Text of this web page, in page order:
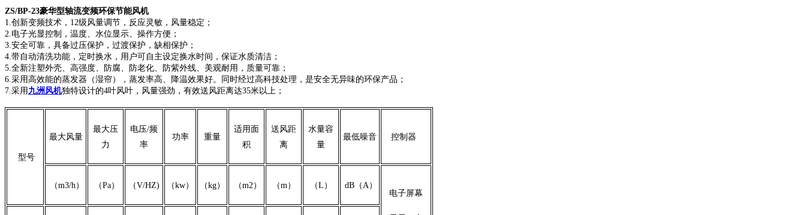
ZS/BP-23豪华型轴流变频环保节能风机
1.创新变频技术，12级风量调节，反应灵敏，风量稳定；
2.电子光显控制，温度、水位显示、操作方便；
3.安全可靠，具备过压保护，过渡保护，缺相保护；
4.带自动清洗功能，定时换水，用户可自主设定换水时间，保证水质清洁；
5.全新注塑外壳、高强度、防腐、防老化、防紫外线、美观耐用，质量可靠；
6.采用高效能的蒸发器（湿帘），蒸发率高、降温效果好。同时经过高科技处理，是安全无异味的环保产品；
7.采用 九洲风机独特设计的4叶风叶，风量强劲，有效送风距离达35米以上；
型号
最大风量
最大压
力
电压/频
率
功率 重量
适用面
积
送风距
离
水量容
量
最低噪音 控制器
（m3/h） （Pa） （V/HZ) （kw） （kg） （m2） （m） （L）
dB（A）
电子屏幕